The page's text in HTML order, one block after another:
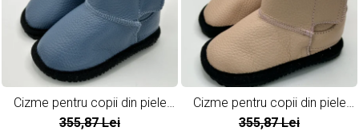
Cizme pentru copii din piele
naturala All Blue
355,87 Lei
Cizme pentru copii din piele
naturala All Pink
355,87 Lei